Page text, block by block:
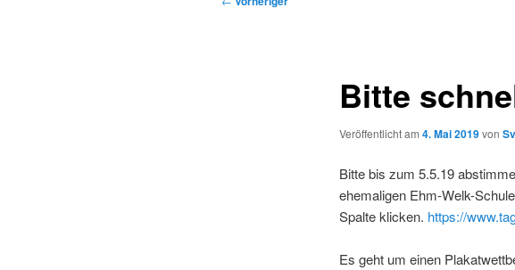
Bitte
Veröffentlicht am 4. Mai 2019von
Bitte bis zum 5.5.19
ehemaligen Ehm-Welk-
Spalte klicken. https://
Es geht um einen